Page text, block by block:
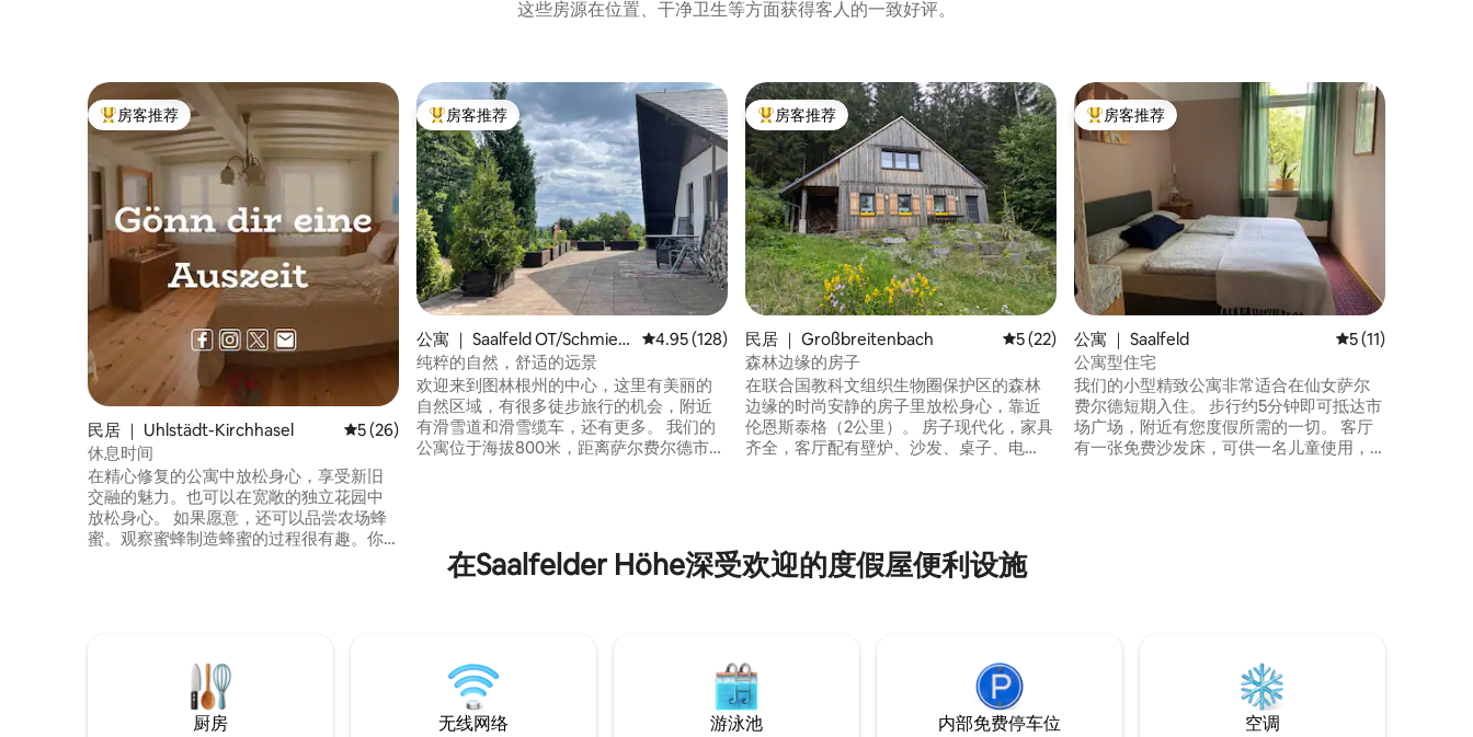
这些房源在位置、干净卫生等方面获得客人的一致好评。
热门「房客推荐」
房客推荐
民居 ｜ Uhlstädt-Kirchhasel 平均评分 5 分（满分 5 分），共 26 条评价
5 (26)
休息时间
在精心修复的公寓中放松身心，享受新旧
交融的魅力。也可以在宽敞的独立花园中
放松身心。 如果愿意，还可以品尝农场蜂
蜜。观察蜜蜂制造蜂蜜的过程很有趣。你
热门「房客推荐」
房客推荐
公寓 ｜ Saalfeld OT/Schmied
efeld
平均评分 4.95 分（满分 5 分），共 128 条评价
4.95 (128)
纯粹的自然，舒适的远景
欢迎来到图林根州的中心，这里有美丽的
自然区域，有很多徒步旅行的机会，附近
有滑雪道和滑雪缆车，还有更多。 我们的
公寓位于海拔800米，距离萨尔费尔德市中
热门「房客推荐」
房客推荐
民居 ｜ Großbreitenbach 平均评分 5 分（满分 5 分），共 22 条评价
5 (22)
森林边缘的房子
在联合国教科文组织生物圈保护区的森林
边缘的时尚安静的房子里放松身心，靠近
伦恩斯泰格（2公里）。 房子现代化，家具
齐全，客厅配有壁炉、沙发、桌子、电
景观。
热门「房客推荐」
房客推荐
公寓 ｜ Saalfeld 平均评分 5 分（满
5 (11)
公寓型住宅
我们的小型精致公寓非常适合在仙女萨尔
费尔德短期入住。 步行约5分钟即可抵达市
场广场，附近有您度假所需的一切。 客厅
有一张免费沙发床，可供一名儿童使用，
在Saalfelder Höhe深受欢迎的度假屋便利设施
厨房 无线网络 游泳池 内部免费停车位 空调